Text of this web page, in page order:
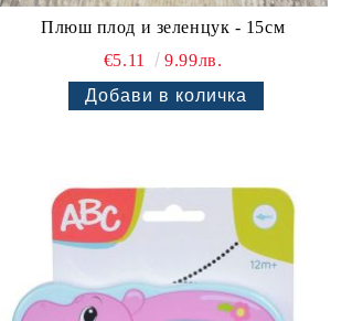
Плюш плод и зеленцук - 15см
€5.11
9.99лв.